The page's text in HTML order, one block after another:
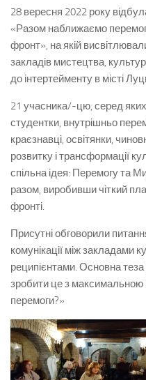
28 вересня 2022 року
«Разом наближаємо
фронт», на якій
закладів мистецтва,
до інтертейменту в місті
21 учасника/-цю, серед яких
студентки, внутрішньо
краєзнавці, освітянки,
розвитку і трансформації
спільна ідея: Перемогу та
разом, виробивши чіткий
фронті.
Присутні обговорили
комунікації між закладами
реципієнтами. Основна
зробити це з
перемоги?»